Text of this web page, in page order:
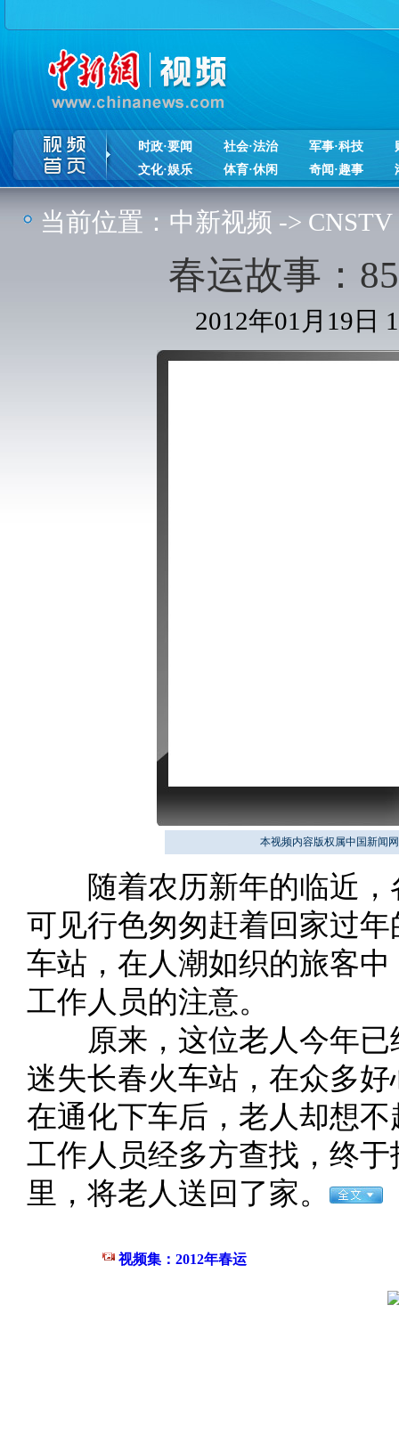
时政·要闻 社会·法治 军事·科技
文化·娱乐
体育·休闲 奇闻·趣事
当前位置： 中新视频 -> CNSTV
春运故事：
2012年01月19
本视频内容版权属中国新闻
随着农历新年的临近，
可见行色匆匆赶着回家过
车站，在人潮如织的旅客
工作人员的注意。
原来，这位老人今年已
迷失长春火车站，在众多
在通化下车后，老人却想
工作人员经多方查找，终
里，将老人送回了家。
视频集：2012年春运